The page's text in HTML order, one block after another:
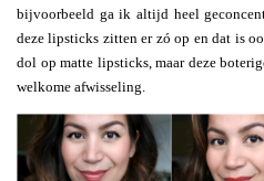
bijvoorbeeld ga ik altijd heel
deze lipsticks zitten er zó op en dat is
dol op matte lipsticks, maar deze
welkome afwisseling.